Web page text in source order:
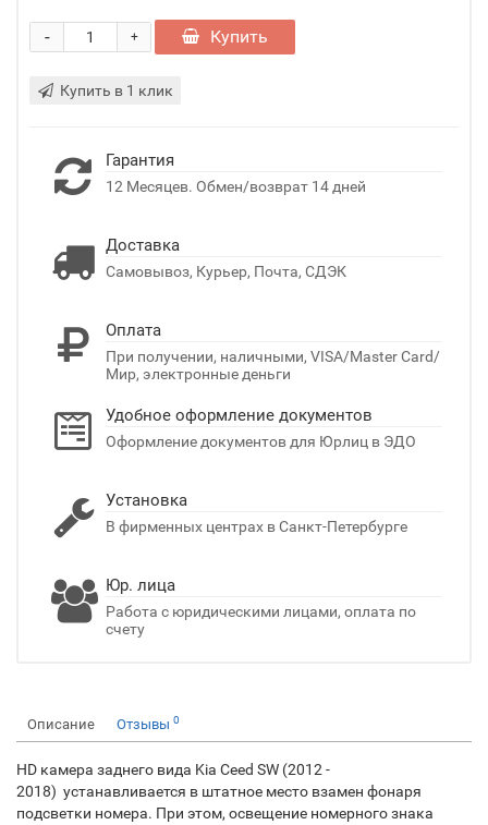
+
- Купить
Купить в 1 клик
Гарантия
12 Месяцев. Обмен/возврат 14 дней
Доставка
Самовывоз, Курьер, Почта, СДЭК
Оплата
При получении, наличными, VISA/Master Card/
Мир, электронные деньги
Удобное оформление документов
Оформление документов для Юрлиц в ЭДО
Установка
В фирменных центрах в Санкт-Петербурге
Юр. лица
Работа с юридическими лицами, оплата по
счету
Описание Отзывы 0
HD камера заднего вида Kia Ceed SW (2012 -
2018) устанавливается в штатное место взамен фонаря
подсветки номера. При этом, освещение номерного знака